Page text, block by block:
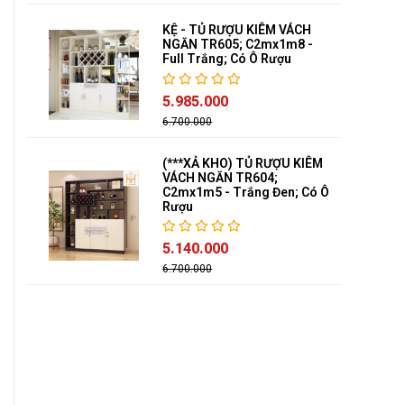
KỆ - TỦ RƯỢU KIÊM VÁCH
NGĂN TR605; C2mx1m8 -
Full Trắng; Có Ô Rượu
5.985.000
6.700.000
(***XẢ KHO) TỦ RƯỢU KIÊM
VÁCH NGĂN TR604;
C2mx1m5 - Trắng Đen; Có Ô
Rượu
5.140.000
6.700.000